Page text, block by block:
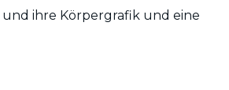
und ihre Körpergrafik und eine